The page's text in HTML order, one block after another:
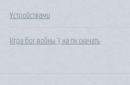
Устройствами
Игра бог войны 3 на пк скачать